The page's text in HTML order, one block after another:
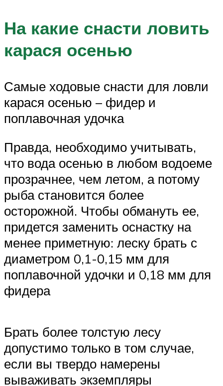
На какие снасти ловить
карася осенью
Самые ходовые снасти для ловли
карася осенью – фидер и
поплавочная удочка
Правда, необходимо учитывать,
что вода осенью в любом водоеме
прозрачнее, чем летом, а потому
рыба становится более
осторожной. Чтобы обмануть ее,
придется заменить оснастку на
менее приметную: леску брать с
диаметром 0,1-0,15 мм для
поплавочной удочки и 0,18 мм для
фидера
Брать более толстую лесу
допустимо только в том случае,
если вы твердо намерены
вываживать экземпляры